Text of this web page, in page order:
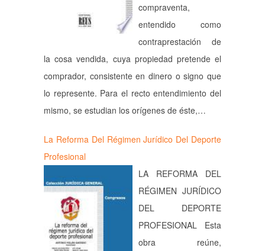
compraventa,
entendido como
contraprestación de
la cosa vendida, cuya propiedad pretende el
comprador, consistente en dinero o signo que
lo represente. Para el recto entendimiento del
mismo, se estudian los orígenes de éste,…
La Reforma Del Régimen Jurídico Del Deporte
Profesional
LA REFORMA DEL
RÉGIMEN JURÍDICO
DEL DEPORTE
PROFESIONAL Esta
obra reúne,